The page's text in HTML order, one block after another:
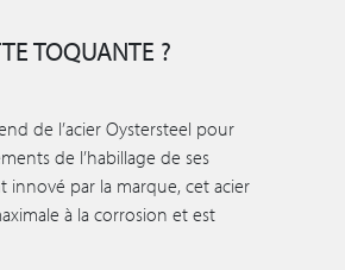
TOQUANTE ?
de l’acier Oystersteel pour
de l’habillage de ses
innové par la marque, cet acier
à la corrosion et est